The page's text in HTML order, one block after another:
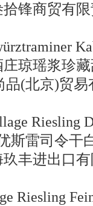
商贸有限
瑶浆珍藏
(北京)贸易
Riesling
雷司令干
进出口有